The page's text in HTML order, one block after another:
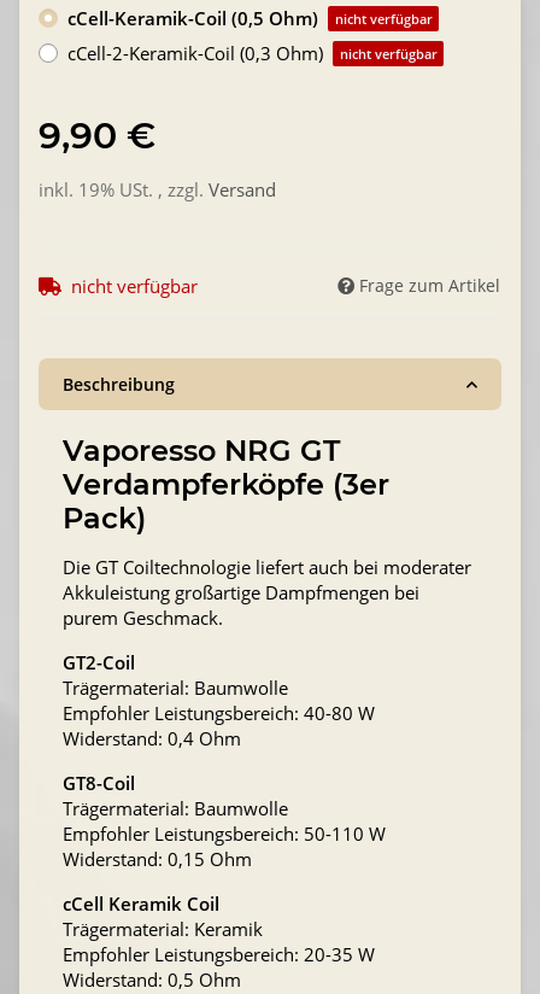
cCell-Keramik-Coil (0,5 Ohm) nicht verfügbar
cCell-2-Keramik-Coil (0,3 Ohm) nicht verfügbar
9,90 €
inkl. 19% USt. , zzgl. Versand
nicht verfügbar Frage zum Artikel
Beschreibung
Vaporesso NRG GT
Verdampferköpfe (3er
Pack)
Die GT Coiltechnologie liefert auch bei moderater
Akkuleistung großartige Dampfmengen bei
purem Geschmack.
GT2-Coil
Trägermaterial: Baumwolle
Empfohler Leistungsbereich: 40-80 W
Widerstand: 0,4 Ohm
GT8-Coil
Trägermaterial: Baumwolle
Empfohler Leistungsbereich: 50-110 W
Widerstand: 0,15 Ohm
cCell Keramik Coil
Trägermaterial: Keramik
Empfohler Leistungsbereich: 20-35 W
Widerstand: 0,5 Ohm